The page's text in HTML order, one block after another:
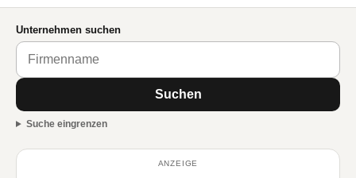
Unternehmen suchen
Suchen
Suche eingrenzen
ANZEIGE